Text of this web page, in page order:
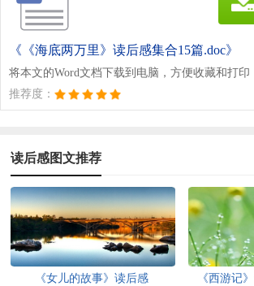
《《海底两万里》读后感集合15篇.doc》
将本文的Word文档下载到电脑，方便收藏和打印
推荐度：
读后感图文推荐
《女儿的故事》读后感 《西游记